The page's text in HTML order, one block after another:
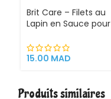
Brit Care – Filets au
Lapin en Sauce pour
Sans Céréales, Enrichi
en Argousier et
15.00 MAD
Produits similaires